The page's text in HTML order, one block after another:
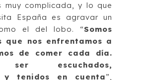
muy complicada, y lo que
España es agravar un
el del lobo. “Somos
que nos enfrentamos a
de comer cada día.
ser escuchados,
y tenidos en cuenta”,